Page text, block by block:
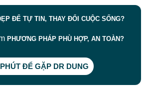
ĐỂ TỰ TIN, THAY ĐỔI CUỘC SỐNG?
PHƯƠNG PHÁP PHÙ HỢP, AN TOÀN?
ĐỂ GẶP DR DUNG